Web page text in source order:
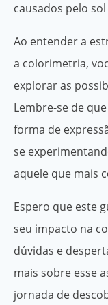
causados pelo
Ao entender a
a colorimetria,
explorar as
Lembre-se de
forma de
se
aquele que mais
Espero que este
seu impacto na
dúvidas e
mais sobre esse
jornada de